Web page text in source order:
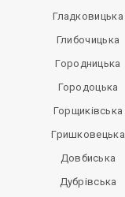
Гладковицька
Глибочицька
Городницька
Городоцька
Горщиківська
Гришковецька
Довбиська
Дубрівська